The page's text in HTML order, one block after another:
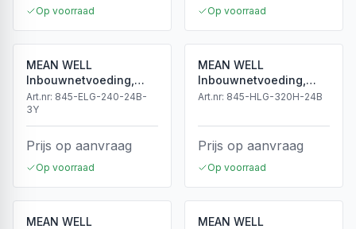
Op voorraad Op voorraad
MEAN WELL
Inbouwnetvoeding,
24Vdc, 10A, 240W, 3-
in-1 Dimming
Art.nr: 845-ELG-240-24B-
3Y
Prijs op aanvraag
Op voorraad
MEAN WELL
Inbouwnetvoeding,
24Vdc, 13A, 320W, 3-
Art.nr: 845-HLG-320H-24B
Prijs op aanvraag
Op voorraad
MEAN WELL
MEAN WELL